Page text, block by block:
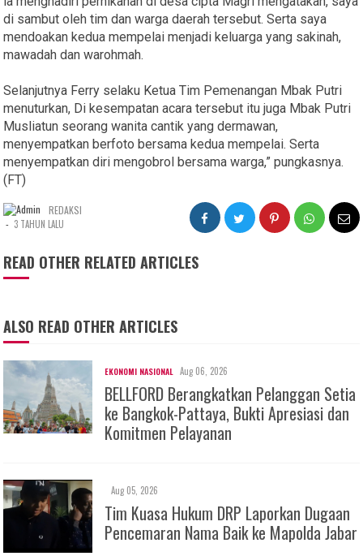
di sambut oleh tim dan warga daerah tersebut. Serta saya
mendoakan kedua mempelai menjadi keluarga yang sakinah,
mawadah dan warohmah.
Selanjutnya Ferry selaku Ketua Tim Pemenangan Mbak Putri
menuturkan, Di kesempatan acara tersebut itu juga Mbak Putri
Musliatun seorang wanita cantik yang dermawan,
menyempatkan berfoto bersama kedua mempelai. Serta
menyempatkan diri mengobrol bersama warga,” pungkasnya.
(FT)
REDAKSI
- 3 TAHUN LALU
READ OTHER RELATED ARTICLES
ALSO READ OTHER ARTICLES
EKONOMI NASIONAL Aug 06, 2026
BELLFORD Berangkatkan Pelanggan Setia
ke Bangkok-Pattaya, Bukti Apresiasi dan
Komitmen Pelayanan
Aug 05, 2026
Tim Kuasa Hukum DRP Laporkan Dugaan
Pencemaran Nama Baik ke Mapolda Jabar